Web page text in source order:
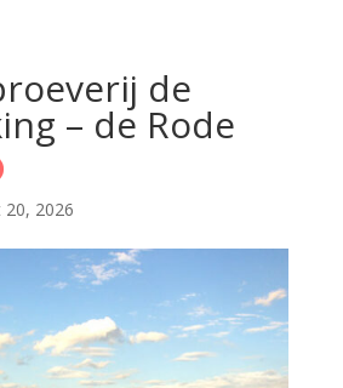
de
– de Rode
2026